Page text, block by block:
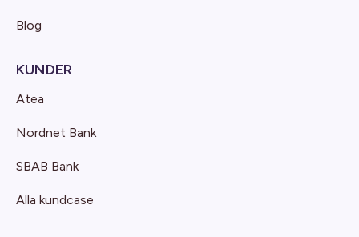
Blog
KUNDER
Atea
Nordnet Bank
SBAB Bank
Alla kundcase